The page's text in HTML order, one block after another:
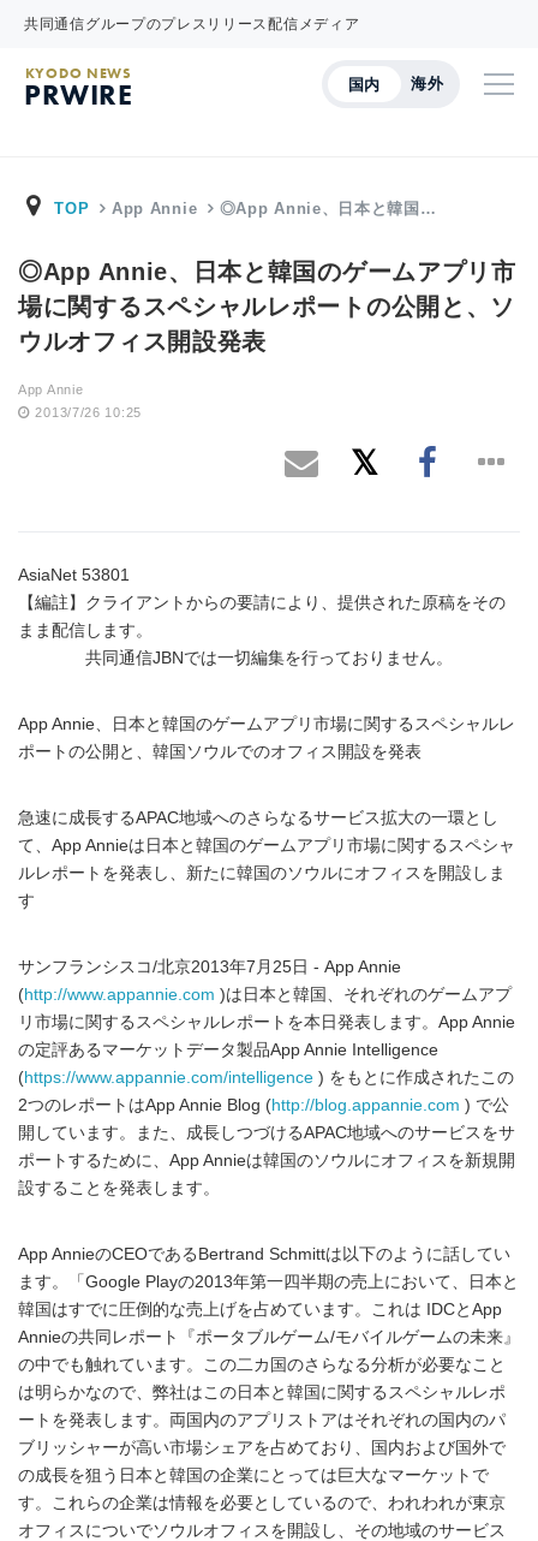
共同通信グループのプレスリリース配信メディア
国内 海外
KYODO NEWS
PRWIRE
TOP App Annie ◎App Annie、日本と韓国…
◎App Annie、日本と韓国のゲームアプリ市
場に関するスペシャルレポートの公開と、ソ
ウルオフィス開設発表
App Annie
2013/7/26 10:25
AsiaNet 53801
【編註】クライアントからの要請により、提供された原稿をその
まま配信します。
共同通信JBNでは一切編集を行っておりません。
App Annie、日本と韓国のゲームアプリ市場に関するスペシャルレ
ポートの公開と、韓国ソウルでのオフィス開設を発表
急速に成長するAPAC地域へのさらなるサービス拡大の一環とし
て、App Annieは日本と韓国のゲームアプリ市場に関するスペシャ
ルレポートを発表し、新たに韓国のソウルにオフィスを開設しま
す
サンフランシスコ/北京2013年7月25日 - App Annie
(http://www.appannie.com )は日本と韓国、それぞれのゲームアプ
リ市場に関するスペシャルレポートを本日発表します。App Annie
の定評あるマーケットデータ製品App Annie Intelligence
(https://www.appannie.com/intelligence ) をもとに作成されたこの
2つのレポートはApp Annie Blog (http://blog.appannie.com ) で公
開しています。また、成長しつづけるAPAC地域へのサービスをサ
ポートするために、App Annieは韓国のソウルにオフィスを新規開
設することを発表します。
App AnnieのCEOであるBertrand Schmittは以下のように話してい
ます。「Google Playの2013年第一四半期の売上において、日本と
韓国はすでに圧倒的な売上げを占めています。これは IDCとApp
Annieの共同レポート『ポータブルゲーム/モバイルゲームの未来』
の中でも触れています。この二カ国のさらなる分析が必要なこと
は明らかなので、弊社はこの日本と韓国に関するスペシャルレポ
ートを発表します。両国内のアプリストアはそれぞれの国内のパ
ブリッシャーが高い市場シェアを占めており、国内および国外で
の成長を狙う日本と韓国の企業にとっては巨大なマーケットで
す。これらの企業は情報を必要としているので、われわれが東京
オフィスについでソウルオフィスを開設し、その地域のサービス